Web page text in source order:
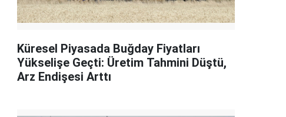
Küresel Piyasada Buğday Fiyatları
Yükselişe Geçti: Üretim Tahmini Düştü,
Arz Endişesi Arttı